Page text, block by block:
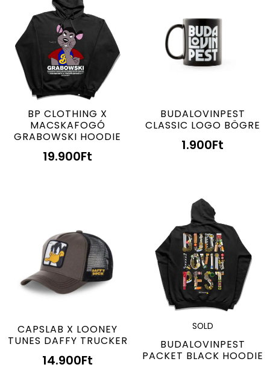
BP CLOTHING X
MACSKAFOGÓ
GRABOWSKI HOODIE
19.900Ft
BUDALOVINPEST
CLASSIC LOGO BÖGRE
1.900Ft
CAPSLAB X LOONEY
TUNES DAFFY TRUCKER
14.900Ft
SOLD
BUDALOVINPEST
PACKET BLACK HOODIE